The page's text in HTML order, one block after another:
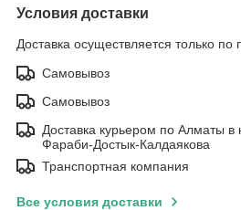
Условия доставки
Доставка осуществляется только по
Самовывоз
Самовывоз
Доставка курьером по Алматы
Фараби-Достык-Калдаякова
Транспортная компания
Все условия доставки